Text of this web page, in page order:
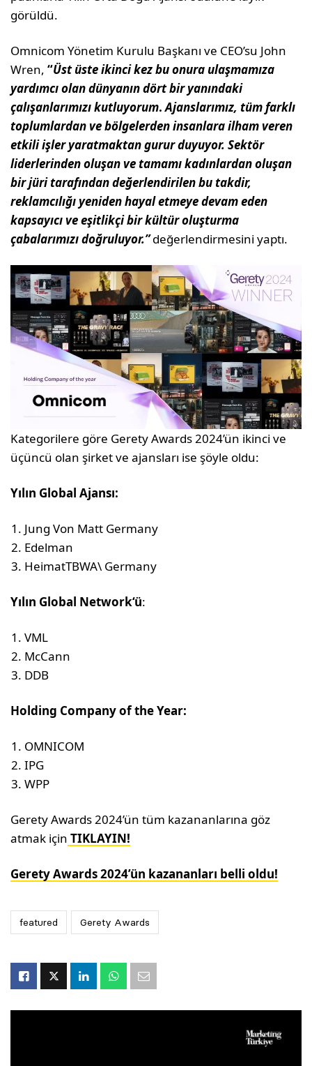
görüldü.
Omnicom Yönetim Kurulu Başkanı ve CEO’su John
Wren, “Üst üste ikinci kez bu onura ulaşmamıza
yardımcı olan dünyanın dört bir yanındaki
çalışanlarımızı kutluyorum.Ajanslarımız, tüm farklı
toplumlardan ve bölgelerden insanlara ilham veren
etkili işler yaratmaktan gurur duyuyor. Sektör
liderlerinden oluşan ve tamamı kadınlardan oluşan
bir jüri tarafından değerlendirilen bu takdir,
reklamcılığı yeniden hayal etmeye devam eden
kapsayıcı ve eşitlikçi bir kültür oluşturma
çabalarımızı doğruluyor.”değerlendirmesini yaptı.
Kategorilere göre Gerety Awards 2024’ün ikinci ve
üçüncü olan şirket ve ajansları ise şöyle oldu:
Yılın Global Ajansı:
Jung Von Matt Germany
Edelman
HeimatTBWA\ Germany
Yılın Global Network‘ü:
VML
McCann
DDB
Holding Company of the Year:
OMNICOM
IPG
WPP
Gerety Awards 2024’ün tüm kazananlarına göz
atmak için TIKLAYIN!
Gerety Awards 2024’ün kazananları belli oldu!
featured Gerety Awards